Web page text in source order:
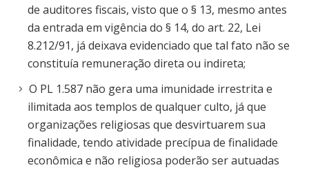
de auditores fiscais, visto que o § 13, mesmo antes
da entrada em vigência do § 14, do art. 22, Lei
8.212/91, já deixava evidenciado que tal fato não se
constituía remuneração direta ou indireta;
O PL 1.587 não gera uma imunidade irrestrita e
ilimitada aos templos de qualquer culto, já que
organizações religiosas que desvirtuarem sua
finalidade, tendo atividade precípua de finalidade
econômica e não religiosa poderão ser autuadas